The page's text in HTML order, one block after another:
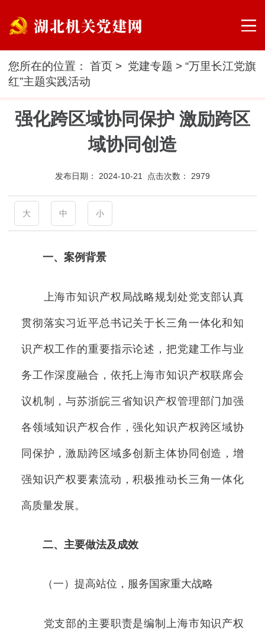
您所在的位置：首页 > 党建专题 >“万里长江党旗
红”主题实践活动
强化跨区域协同保护 激励跨区
域协同创造
发布日期： 2024-10-21 点击次数： 2979
大 中 小
一、案例背景
上海市知识产权局战略规划处党支部认真
贯彻落实习近平总书记关于长三角一体化和知
识产权工作的重要指示论述，把党建工作与业
务工作深度融合，依托上海市知识产权联席会
议机制，与苏浙皖三省知识产权管理部门加强
各领域知识产权合作，强化知识产权跨区域协
同保护，激励跨区域多创新主体协同创造，增
强知识产权要素流动，积极推动长三角一体化
高质量发展。
二、主要做法及成效
（一）提高站位，服务国家重大战略
党支部的主要职责是编制上海市知识产权